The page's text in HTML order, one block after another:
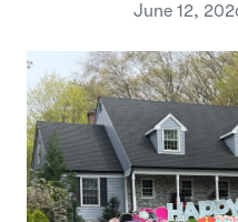
June 12,